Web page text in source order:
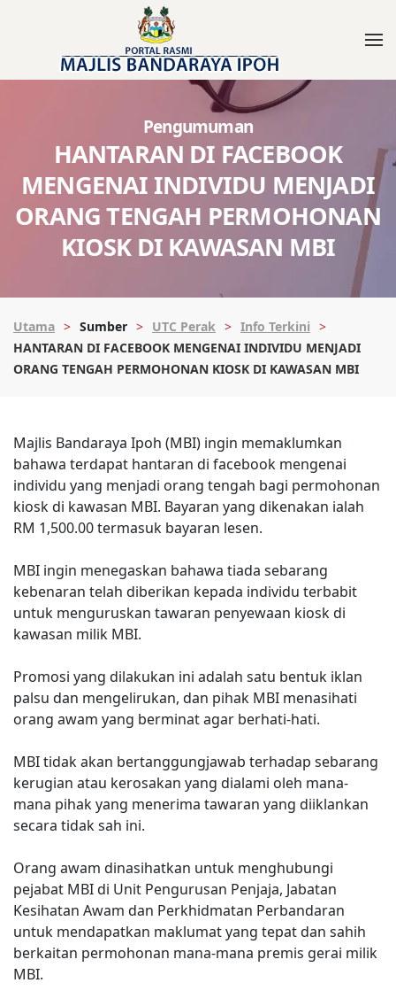
Pengumuman
HANTARAN DI FACEBOOK
MENGENAI INDIVIDU MENJADI
ORANG TENGAH PERMOHONAN
KIOSK DI KAWASAN MBI
Utama Sumber UTC Perak
Info Terkini
HANTARAN DI FACEBOOK MENGENAI INDIVIDU MENJADI
ORANG TENGAH PERMOHONAN KIOSK DI KAWASAN MBI
Majlis Bandaraya Ipoh (MBI) ingin memaklumkan
bahawa terdapat hantaran di facebook mengenai
individu yang menjadi orang tengah bagi permohonan
kiosk di kawasan MBI. Bayaran yang dikenakan ialah
RM 1,500.00 termasuk bayaran lesen.
MBI ingin menegaskan bahawa tiada sebarang
kebenaran telah diberikan kepada individu terbabit
untuk menguruskan tawaran penyewaan kiosk di
kawasan milik MBI.
Promosi yang dilakukan ini adalah satu bentuk iklan
palsu dan mengelirukan, dan pihak MBI menasihati
orang awam yang berminat agar berhati-hati.
MBI tidak akan bertanggungjawab terhadap sebarang
kerugian atau kerosakan yang dialami oleh mana-
mana pihak yang menerima tawaran yang diiklankan
secara tidak sah ini.
Orang awam dinasihatkan untuk menghubungi
pejabat MBI di Unit Pengurusan Penjaja, Jabatan
Kesihatan Awam dan Perkhidmatan Perbandaran
untuk mendapatkan maklumat yang tepat dan sahih
berkaitan permohonan mana-mana premis gerai milik
MBI.